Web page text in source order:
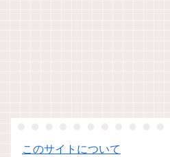
このサイトについて